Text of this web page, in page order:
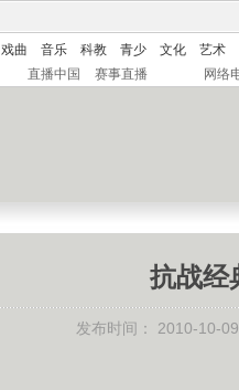
戏曲 音乐 科教 青少 文化
艺术
直播中国 赛事直播 网络
抗战经
发布时间： 2010-10-